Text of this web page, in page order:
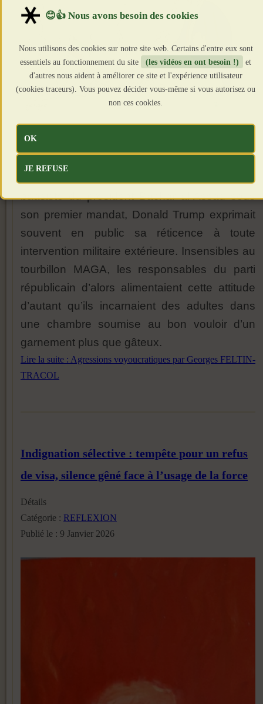
Finies les spéculations oiseuses ! Les
masques tombent enfin ! En dépit de quelques
frappes inacceptables contre la Syrie néo-
baasiste du président Bachar al-Assad sous
son premier mandat, Donald Trump exprimait
souvent en public sa réticence à toute
intervention militaire extérieure. Insensibles au
tourbillon MAGA, les responsables du parti
républicain d’alors alimentaient cette attitude
d’autant qu’ils incarnaient des adultes dans
une chambre soumise au bon vouloir d’un
garnement plus que gâteux.
Lire la suite : Agressions voyoucratiques par Georges FELTIN-
TRACOL
Indignation sélective : tempête pour un refus
de visa, silence gêné face à l’usage de la force
Détails
Catégorie : REFLEXION
Publié le : 9 Janvier 2026
Nous utilisons des cookies sur notre site web. Certains d'entre eux sont
essentiels au fonctionnement du site
(les vidéos en ont besoin !)
et
d'autres nous aident à améliorer ce site et l'expérience utilisateur
(cookies traceurs). Vous pouvez décider vous-même si vous autorisez ou
non ces cookies.
OK
JE REFUSE